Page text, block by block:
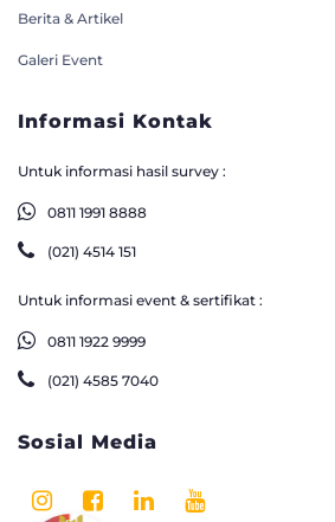
Berita & Artikel
Galeri Event
Informasi Kontak
Untuk informasi hasil survey :
0811 1991 8888
(021) 4514 151
Untuk informasi event & sertifikat :
0811 1922 9999
(021) 4585 7040
Sosial Media